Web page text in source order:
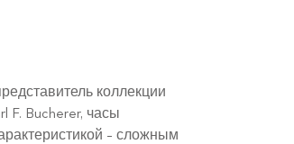
коллекции
F. Bucherer, часы
– сложным